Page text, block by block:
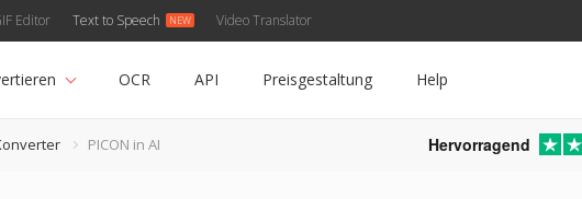
Editor Text to Speech Video Translator
OCR API Preisgestaltung Help
PICON in AI Hervorragend